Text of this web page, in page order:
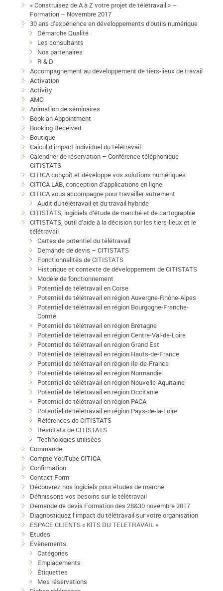
« Construisez de A à Z votre projet de télétravail » –
Formation – Novembre 2017
30 ans d’expérience en développements d’outils numérique
Démarche Qualité
Les consultants
Nos partenaires
R & D
Accompagnement au développement de tiers-lieux de travail
Activation
Activity
AMO
Animation de séminaires
Book an Appointment
Booking Received
Boutique
Calcul d’impact individuel du télétravail
Calendrier de réservation – Conférence téléphonique
CITISTATS
CITICA conçoit et développe vos solutions numériques.
CITICA LAB, conception d’applications en ligne
CITICA vous accompagne pour travailler autrement
Audit du télétravail et du travail hybride
CITISTATS, logiciels d’étude de marché et de cartographie
CITISTATS, outil d’aide à la décision sur les tiers-lieux et le
télétravail
Cartes de potentiel du télétravail
Demande de devis – CITISTATS
Fonctionnalités de CITISTATS
Historique et contexte de développement de CITISTATS
Modèle de fonctionnement
Potentiel de télétravail en Corse
Potentiel de télétravail en région Auvergne-Rhône-Alpes
Potentiel de télétravail en région Bourgogne-Franche-
Comté
Potentiel de télétravail en région Bretagne
Potentiel de télétravail en région Centre-Val-de-Loire
Potentiel de télétravail en région Grand Est
Potentiel de télétravail en région Hauts-de-France
Potentiel de télétravail en région Ile-de-France
Potentiel de télétravail en région Normandie
Potentiel de télétravail en région Nouvelle-Aquitaine
Potentiel de télétravail en région Occitanie
Potentiel de télétravail en région PACA
Potentiel de télétravail en région Pays-de-la-Loire
Références de CITISTATS
Résultats de CITISTATS
Technologies utilisées
Commande
Compte YouTube CITICA
Confirmation
Contact Form
Découvrez nos logiciels pour études de marché
Définissons vos besoins sur le télétravail
Demande de devis Formation des 28&30 novembre 2017
Diagnostiquez l’impact du télétravail sur votre organisation
ESPACE CLIENTS « KITS DU TELETRAVAIL »
Etudes
Évènements
Catégories
Emplacements
Étiquettes
Mes réservations